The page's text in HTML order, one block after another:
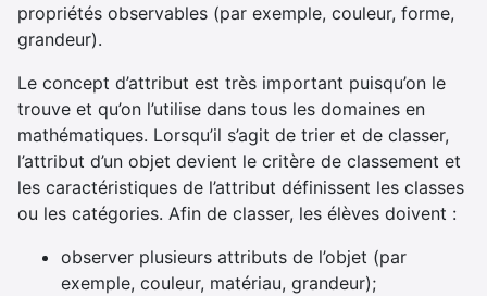
propriétés observables (par exemple, couleur, forme,
grandeur).
Le concept d’attribut est très important puisqu’on le
trouve et qu’on l’utilise dans tous les domaines en
mathématiques. Lorsqu’il s’agit de trier et de classer,
l’attribut d’un objet devient le critère de classement et
les caractéristiques de l’attribut définissent les classes
ou les catégories. Afin de classer, les élèves doivent :
observer plusieurs attributs de l’objet (par
exemple, couleur, matériau, grandeur);